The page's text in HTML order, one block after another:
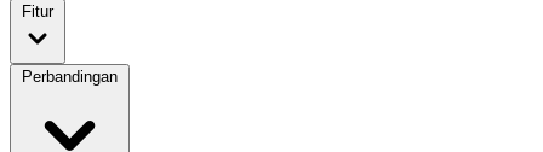
Fitur
Perbandingan